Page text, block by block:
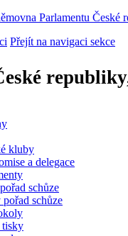
Přejít na navigaci sekce
kluby
a delegace
schůze
pořad schůze
tisky